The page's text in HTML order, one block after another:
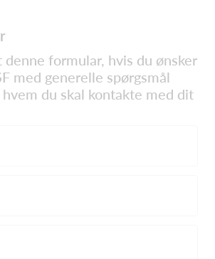
denne formular, hvis du ønsker
med generelle spørgsmål
du skal kontakte med dit